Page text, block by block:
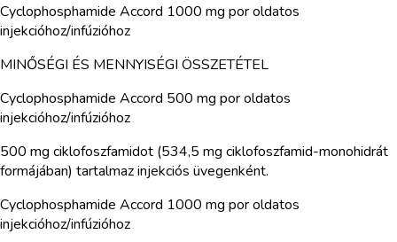
Cyclophosphamide Accord 1000 mg por oldatos
injekcióhoz/infúzióhoz
MINŐSÉGI ÉS MENNYISÉGI ÖSSZETÉTEL
Cyclophosphamide Accord 500 mg por oldatos
injekcióhoz/infúzióhoz
500 mg ciklofoszfamidot (534,5 mg ciklofoszfamid-monohidrát
formájában) tartalmaz injekciós üvegenként.
Cyclophosphamide Accord 1000 mg por oldatos
injekcióhoz/infúzióhoz